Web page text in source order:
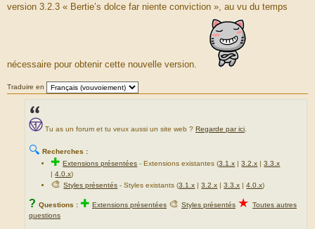
g
version 3.2.3 « Bertie’s dolce far niente conviction », au vu du temps
nécessaire pour obtenir cette nouvelle version.
Traduire en
Tu as un forum et tu veux aussi un site web ? Regarde par ici.
🔍 Recherches :
✚Extensions présentées -Extensions existantes (3.1.x |3.2.x |3.3.x
|4.0.x)
🎨Styles présentés - Styles existants (3.1.x |3.2.x |3.3.x |4.0.x)
? Questions : ✚ Extensions présentées 🎨 Styles présentés ★ Toutes autres
questions